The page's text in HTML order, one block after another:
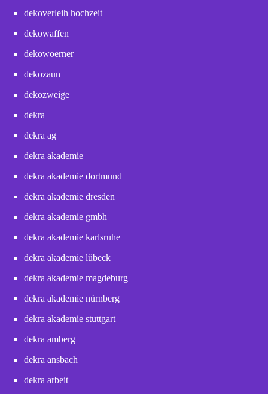
dekoverleih hochzeit
dekowaffen
dekowoerner
dekozaun
dekozweige
dekra
dekra ag
dekra akademie
dekra akademie dortmund
dekra akademie dresden
dekra akademie gmbh
dekra akademie karlsruhe
dekra akademie lübeck
dekra akademie magdeburg
dekra akademie nürnberg
dekra akademie stuttgart
dekra amberg
dekra ansbach
dekra arbeit